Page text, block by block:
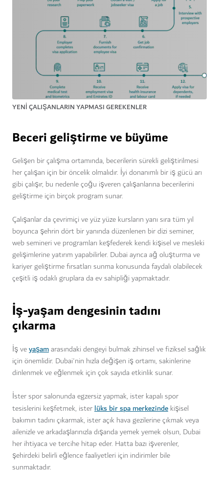
YENI ÇALIŞANLARIN YAPMASI GEREKENLER
Beceri geliştirme ve büyüme
Gelişen bir çalışma ortamında, becerilerin sürekli geliştirilmesi
her çalışan için bir öncelik olmalıdır. İyi donanımlı bir iş gücü arı
gibi çalışır, bu nedenle çoğu işveren çalışanlarına becerilerini
geliştirme için birçok program sunar.
Çalışanlar da çevrimiçi ve yüz yüze kursların yanı sıra tüm yıl
boyunca şehrin dört bir yanında düzenlenen bir dizi seminer,
web semineri ve programları keşfederek kendi kişisel ve mesleki
gelişimlerine yatırım yapabilirler. Dubai ayrıca ağ oluşturma ve
kariyer geliştirme fırsatları sunma konusunda faydalı olabilecek
çeşitli iş odaklı gruplara da ev sahipliği yapmaktadır.
İş-yaşam dengesinin tadını
çıkarma
İş veyaşamarasındaki dengeyi bulmak zihinsel ve fiziksel sağlık
için önemlidir. Dubai'nin hızla değişen iş ortamı, sakinlerine
dinlenmek ve eğlenmek için çok sayıda etkinlik sunar.
İster spor salonunda egzersiz yapmak, ister kapalı spor
tesislerini keşfetmek, isterlüks bir spa merkezinde kişisel
bakımın tadını çıkarmak, ister açık hava gezilerine çıkmak veya
ailenizle ve arkadaşlarınızla dışarıda yemek yemek olsun, Dubai
her ihtiyaca ve tercihe hitap eder. Hatta bazı işverenler,
şehirdeki belirli eğlence faaliyetleri için indirimler bile
sunmaktadır.